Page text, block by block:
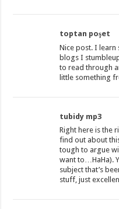
toptan poşet
Nice post. I learn
blogs I
to read through
little something
tubidy mp3
Right here is the
find out about
tough to argue
want to…HaHa).
subject that’s
stuff, just